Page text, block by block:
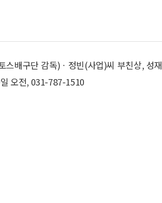
배구단 감독)ㆍ정빈(사업)씨 부친상, 성재
오전, 031-787-1510